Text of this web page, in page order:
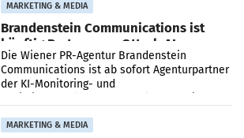
MARKETING & MEDIA
Brandenstein Communications ist
künftig Partner von OtterlyAI
Die Wiener PR-Agentur Brandenstein
Communications ist ab sofort Agenturpartner
der KI-Monitoring- und
MARKETING & MEDIA